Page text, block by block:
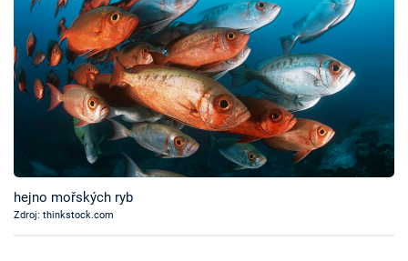
Témata
Pořady
TV Program
Časopis
Sledujte prima+
hejno mořských ryb
Zdroj: thinkstock.com